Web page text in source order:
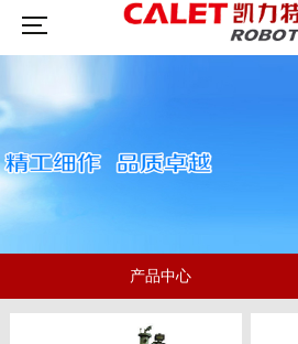
产品中心